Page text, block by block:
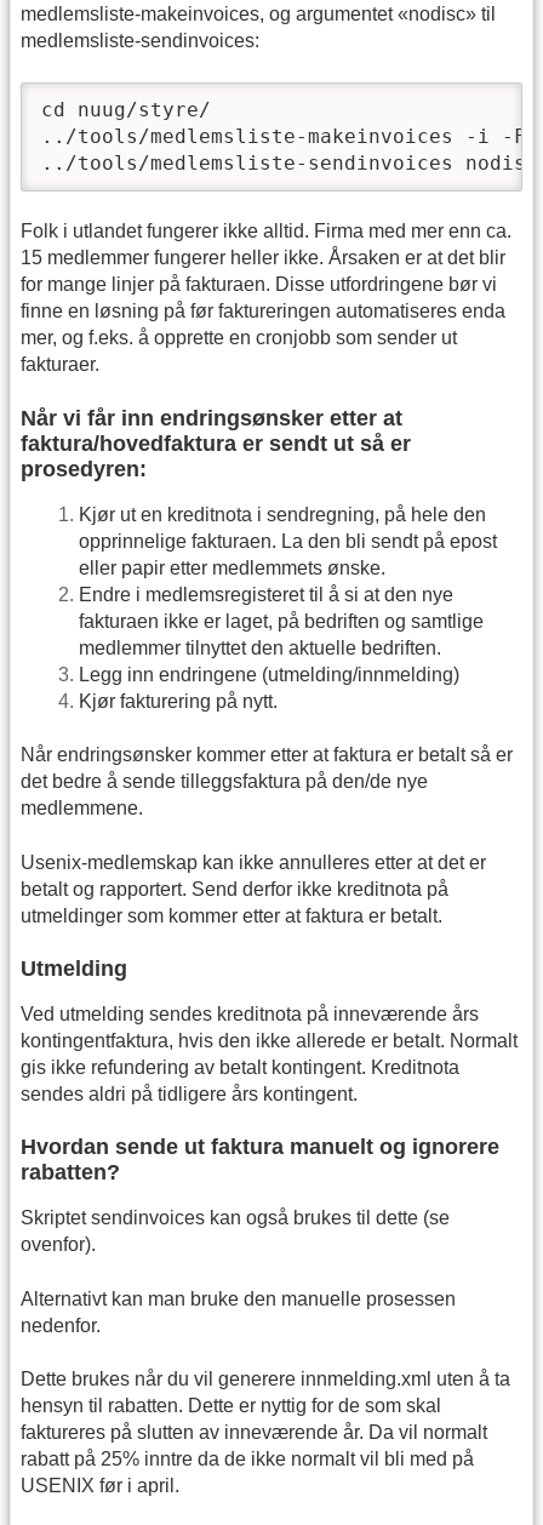
medlemsliste-makeinvoices, og argumentet «nodisc» til
medlemsliste-sendinvoices:
cd nuug/styre/
../tools/medlemsliste-makeinvoices -i -
../tools/medlemsliste-sendinvoices nodisc
Folk i utlandet fungerer ikke alltid. Firma med mer enn ca.
15 medlemmer fungerer heller ikke. Årsaken er at det blir
for mange linjer på fakturaen. Disse utfordringene bør vi
finne en løsning på før faktureringen automatiseres enda
mer, og f.eks. å opprette en cronjobb som sender ut
fakturaer.
Når vi får inn endringsønsker etter at
faktura/hovedfaktura er sendt ut så er
prosedyren:
Kjør ut en kreditnota i sendregning, på hele den
opprinnelige fakturaen. La den bli sendt på epost
eller papir etter medlemmets ønske.
Endre i medlemsregisteret til å si at den nye
fakturaen ikke er laget, på bedriften og samtlige
medlemmer tilnyttet den aktuelle bedriften.
Legg inn endringene (utmelding/innmelding)
Kjør fakturering på nytt.
Når endringsønsker kommer etter at faktura er betalt så er
det bedre å sende tilleggsfaktura på den/de nye
medlemmene.
Usenix-medlemskap kan ikke annulleres etter at det er
betalt og rapportert. Send derfor ikke kreditnota på
utmeldinger som kommer etter at faktura er betalt.
Utmelding
Ved utmelding sendes kreditnota på inneværende års
kontingentfaktura, hvis den ikke allerede er betalt. Normalt
gis ikke refundering av betalt kontingent. Kreditnota
sendes aldri på tidligere års kontingent.
Hvordan sende ut faktura manuelt og ignorere
rabatten?
Skriptet sendinvoices kan også brukes til dette (se
ovenfor).
Alternativt kan man bruke den manuelle prosessen
nedenfor.
Dette brukes når du vil generere innmelding.xml uten å ta
hensyn til rabatten. Dette er nyttig for de som skal
faktureres på slutten av inneværende år. Da vil normalt
rabatt på 25% inntre da de ikke normalt vil bli med på
USENIX før i april.